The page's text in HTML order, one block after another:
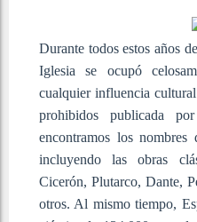
Durante todos estos años
Iglesia se ocupó
cualquier influencia
prohibidos publicada
encontramos los nombres
incluyendo las obras
Cicerón, Plutarco, Dante,
otros. Al mismo tiempo,